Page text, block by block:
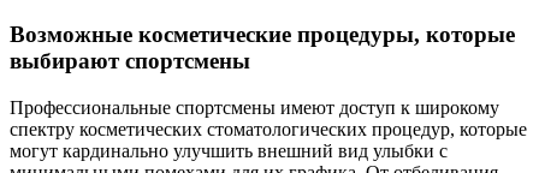
Возможные косметические процедуры, которые
выбирают спортсмены
Профессиональные спортсмены имеют доступ к широкому
спектру косметических стоматологических процедур, которые
могут кардинально улучшить внешний вид улыбки с